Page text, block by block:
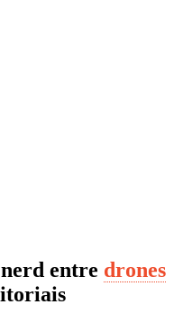
entre drones